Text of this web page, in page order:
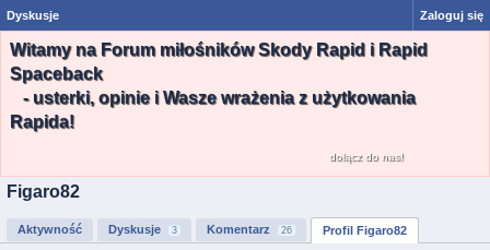
Dyskusje Zaloguj się
Witamy na Forum miłośników Skody Rapid i Rapid
Spaceback
- usterki, opinie i Wasze wrażenia z użytkowania
Rapida!
dołącz do nas!
Figaro82
Aktywność Dyskusje 3 Komentarz 26 Profil Figaro82